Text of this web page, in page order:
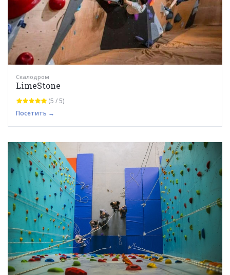
Скалодром
LimeStone
(5 / 5)
Посетить →